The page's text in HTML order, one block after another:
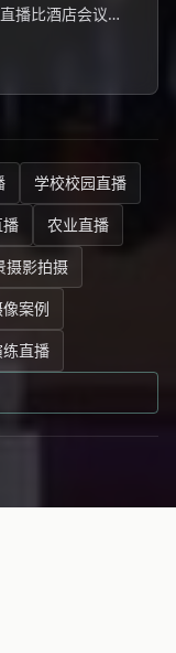
播比酒店会议难
光复杂。菏泽展
学校校园直播
农业直播
摄影拍摄
案例
直播